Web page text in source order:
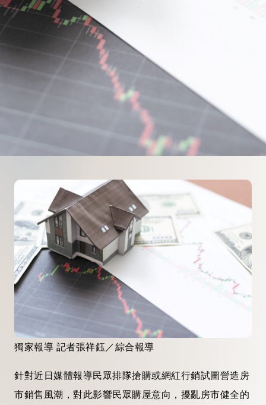
獨家報導 記者張祥鈺／綜合報導
針對近日媒體報導民眾排隊搶購或網紅行銷試圖營造房
市銷售風潮，對此影響民眾購屋意向，擾亂房市健全的